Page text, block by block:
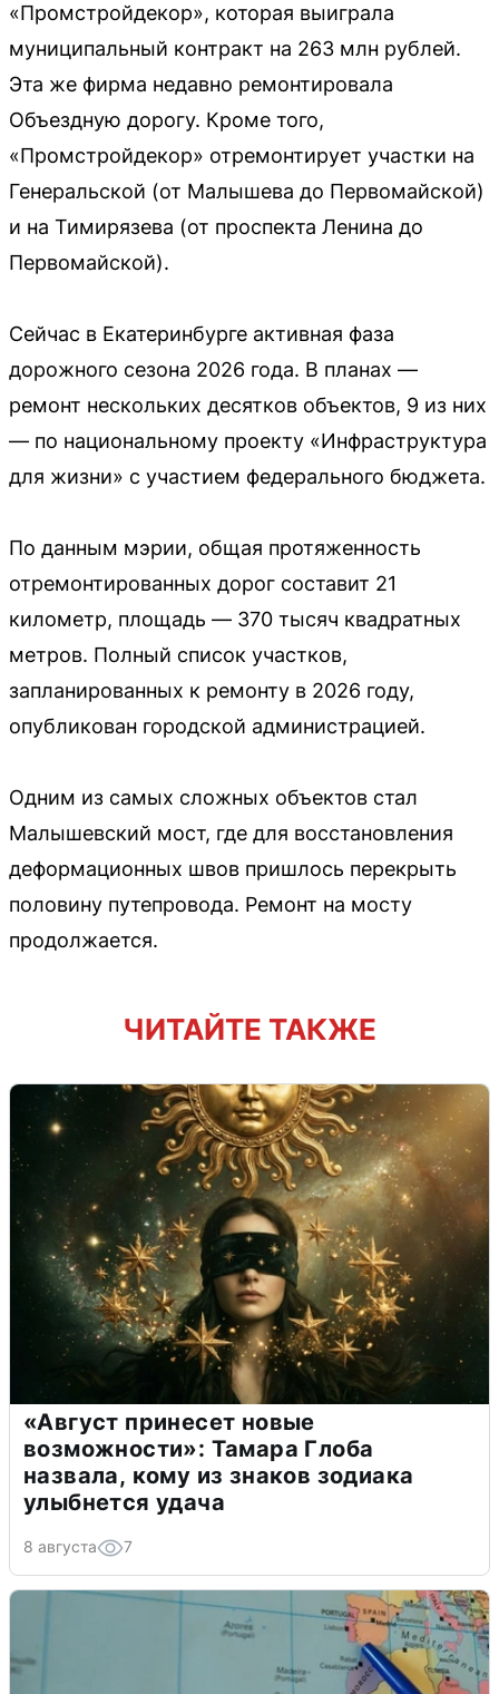
«Промстройдекор», которая выиграла
муниципальный контракт на 263 млн рублей.
Эта же фирма недавно ремонтировала
Объездную дорогу. Кроме того,
«Промстройдекор» отремонтирует участки на
Генеральской (от Малышева до Первомайской)
и на Тимирязева (от проспекта Ленина до
Первомайской).
Сейчас в Екатеринбурге активная фаза
дорожного сезона 2026 года. В планах —
ремонт нескольких десятков объектов, 9 из них
— по национальному проекту «Инфраструктура
для жизни» с участием федерального бюджета.
По данным мэрии, общая протяженность
отремонтированных дорог составит 21
километр, площадь — 370 тысяч квадратных
метров. Полный список участков,
запланированных к ремонту в 2026 году,
опубликован городской администрацией.
Одним из самых сложных объектов стал
Малышевский мост, где для восстановления
деформационных швов пришлось перекрыть
половину путепровода. Ремонт на мосту
продолжается.
ЧИТАЙТЕ ТАКЖЕ
«Август принесет новые
возможности»: Тамара Глоба
назвала, кому из знаков зодиака
улыбнется удача
8 августа 7